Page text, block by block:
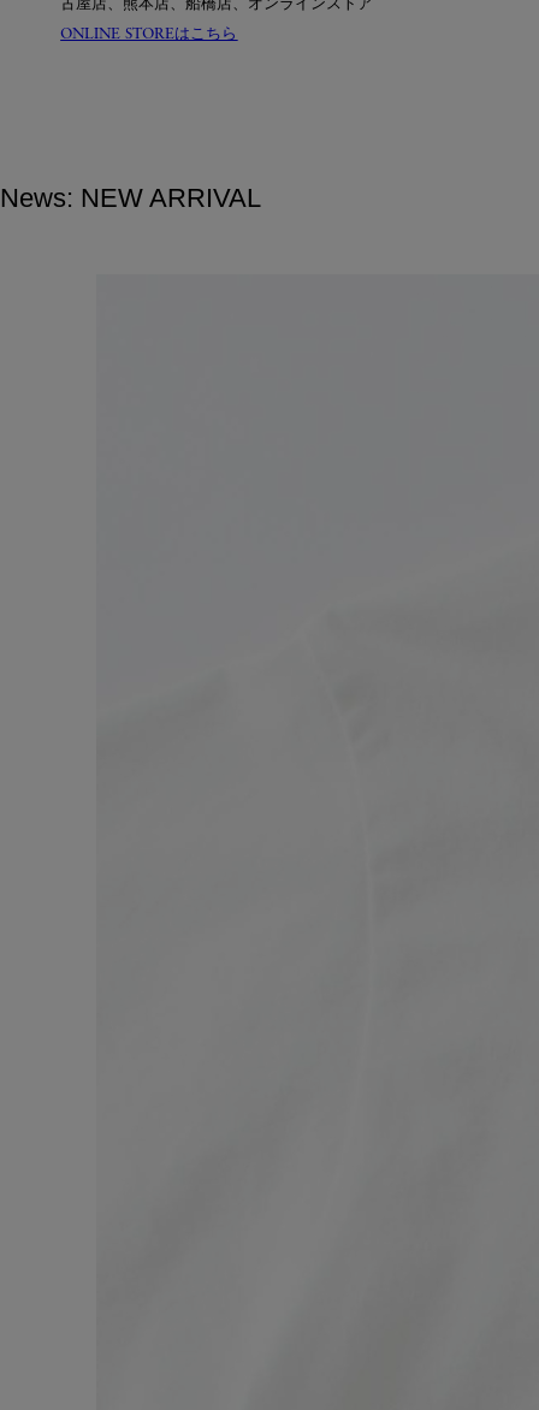
古屋店、熊本店、船橋店、オンラインストア
ONLINE STOREはこちら
News: NEW ARRIVAL